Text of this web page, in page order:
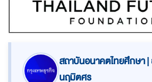
สถาบันอนาคตไทยศึกษา |
นฤมิตศร